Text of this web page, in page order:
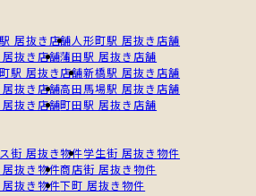
居抜き店舗人形町駅 居抜き店舗
抜き店舗蒲田駅 居抜き店舗
駅 居抜き店舗新橋駅 居抜き店舗
抜き店舗高田馬場駅 居抜き店舗
抜き店舗町田駅 居抜き店舗
街 居抜き物件学生街 居抜き物件
抜き物件商店街 居抜き物件
抜き物件下町 居抜き物件